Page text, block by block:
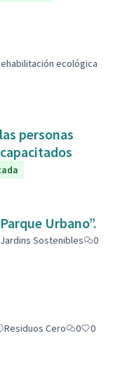
ecológica
personas
Urbano”.
Sostenibles
0
Residuos Cero 0
0